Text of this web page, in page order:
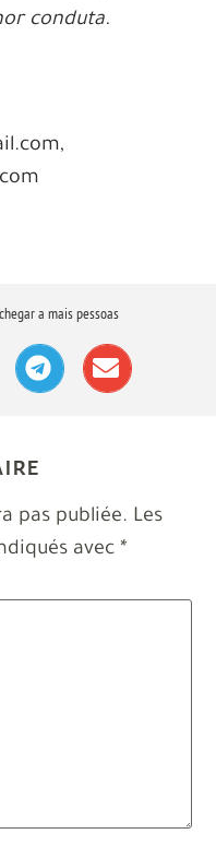
conduta.
a mais pessoas
pas publiée. Les
avec *